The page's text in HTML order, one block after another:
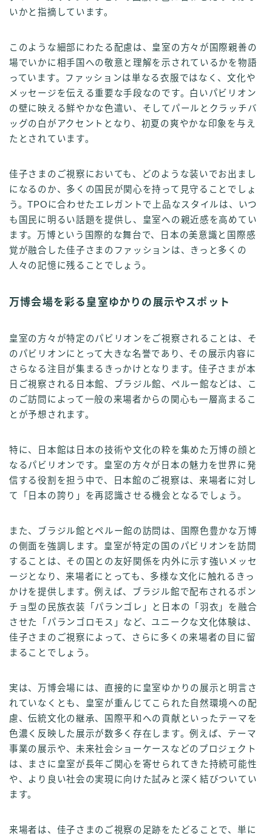
いかと指摘しています。
このような細部にわたる配慮は、皇室の方々が国際親善の
場でいかに相手国への敬意と理解を示されているかを物語
っています。ファッションは単なる衣服ではなく、文化や
メッセージを伝える重要な手段なのです。白いパビリオン
の壁に映える鮮やかな色遣い、そしてパールとクラッチバ
ッグの白がアクセントとなり、初夏の爽やかな印象を与え
たとされています。
佳子さまのご視察においても、どのような装いでお出まし
になるのか、多くの国民が関心を持って見守ることでしょ
う。TPOに合わせたエレガントで上品なスタイルは、いつ
も国民に明るい話題を提供し、皇室への親近感を高めてい
ます。万博という国際的な舞台で、日本の美意識と国際感
覚が融合した佳子さまのファッションは、きっと多くの
人々の記憶に残ることでしょう。
万博会場を彩る皇室ゆかりの展示やスポット
皇室の方々が特定のパビリオンをご視察されることは、そ
のパビリオンにとって大きな名誉であり、その展示内容に
さらなる注目が集まるきっかけとなります。佳子さまが本
日ご視察される日本館、ブラジル館、ペルー館などは、こ
のご訪問によって一般の来場者からの関心も一層高まるこ
とが予想されます。
特に、日本館は日本の技術や文化の粋を集めた万博の顔と
なるパビリオンです。皇室の方々が日本の魅力を世界に発
信する役割を担う中で、日本館のご視察は、来場者に対し
て「日本の誇り」を再認識させる機会となるでしょう。
また、ブラジル館とペルー館の訪問は、国際色豊かな万博
の側面を強調します。皇室が特定の国のパビリオンを訪問
することは、その国との友好関係を内外に示す強いメッセ
ージとなり、来場者にとっても、多様な文化に触れるきっ
かけを提供します。例えば、ブラジル館で配布されるポン
チョ型の民族衣装「パランゴレ」と日本の「羽衣」を融合
させた「パランゴロモス」など、ユニークな文化体験は、
佳子さまのご視察によって、さらに多くの来場者の目に留
まることでしょう。
実は、万博会場には、直接的に皇室ゆかりの展示と明言さ
れていなくとも、皇室が重んじてこられた自然環境への配
慮、伝統文化の継承、国際平和への貢献といったテーマを
色濃く反映した展示が数多く存在します。例えば、テーマ
事業の展示や、未来社会ショーケースなどのプロジェクト
は、まさに皇室が長年ご関心を寄せられてきた持続可能性
や、より良い社会の実現に向けた試みと深く結びついてい
ます。
来場者は、佳子さまのご視察の足跡をたどることで、単に